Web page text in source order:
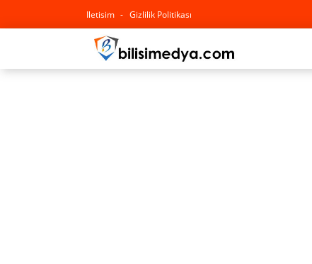
Iletisim Gizlilik Politikası